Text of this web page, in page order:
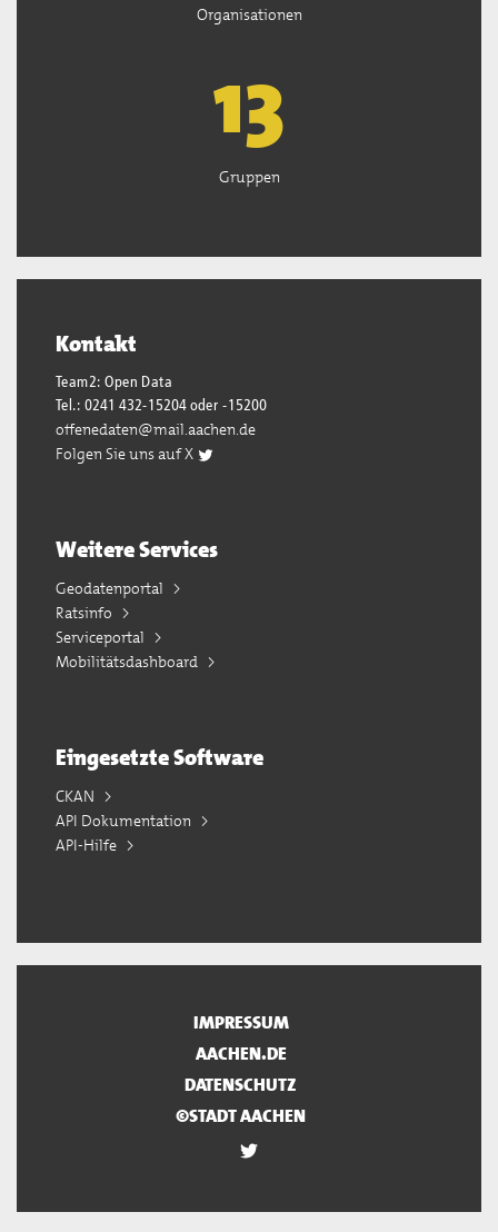
Organisationen
13
Gruppen
Kontakt
Team2: Open Data
Tel.: 0241 432-15204 oder -15200
offenedaten@mail.aachen.de
Folgen Sie uns auf X
Weitere Services
Geodatenportal
Ratsinfo
Serviceportal
Mobilitätsdashboard
Eingesetzte Software
CKAN
API Dokumentation
API-Hilfe
IMPRESSUM
AACHEN.DE
DATENSCHUTZ
©STADT AACHEN